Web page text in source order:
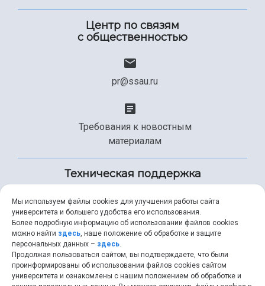
Центр по связям
с общественностью
pr@ssau.ru
Требования к новостным
материалам
Техническая поддержка
+7 (846) 267-49-99
help@ssau.ru
Мы используем файлы cookies для улучшения работы сайта
университета и большего удобства его использования.
Более подробную информацию об использовании файлов cookies
можно найти здесь, наше положение об обработке и защите
персональных данных – здесь.
Продолжая пользоваться сайтом, вы подтверждаете, что были
проинформированы об использовании файлов cookies сайтом
университета и ознакомлены с нашим положением об обработке и